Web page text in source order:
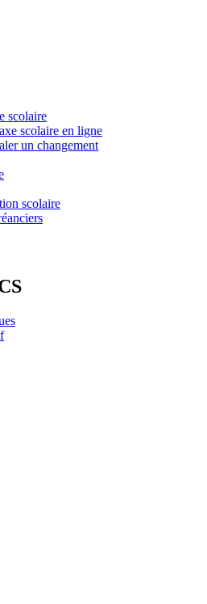
scolaire
scolaire en ligne
un changement
scolaire